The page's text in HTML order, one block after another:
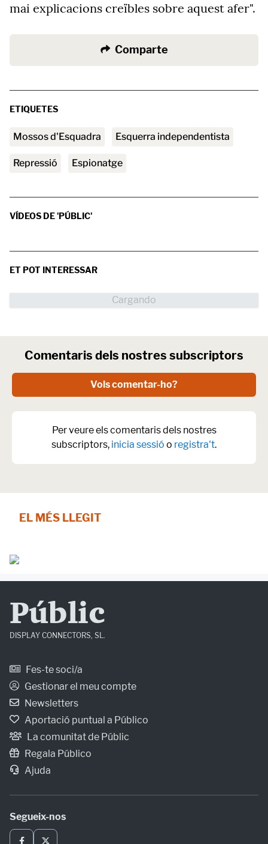
mai explicacions creïbles sobre aquest afer".
Comparte
ETIQUETES
Mossos d'Esquadra esquerra independentista
repressió espionatge
VÍDEOS DE 'PÚBLIC'
ET POT INTERESSAR
Comentaris dels nostres subscriptors
Vols comentar-ho?
Per veure els comentaris dels nostres
subscriptors, inicia sessió o registra't.
EL MÉS LLEGIT
Públic
DISPLAY CONNECTORS, SL.
Fes-te soci/a
Gestionar el meu compte
Newsletters
Aportació puntual a Público
La comunitat de Públic
Regala Público
Ajuda
Segueix-nos